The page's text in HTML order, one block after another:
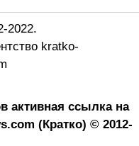
2022.
kratko-
активная ссылка на
(Кратко) © 2012-